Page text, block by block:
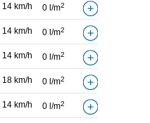
14 km/h 0 l/m2
14 km/h 0 l/m2
14 km/h 0 l/m2
18 km/h 0 l/m2
14 km/h 0 l/m2